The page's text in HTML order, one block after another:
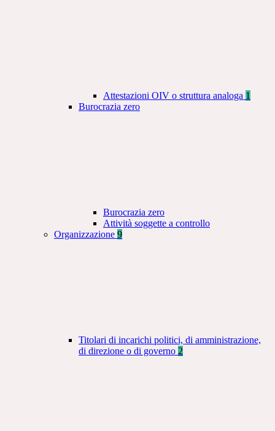
Attestazioni OIV o struttura analoga 1
Burocrazia zero
Burocrazia zero
Attività soggette a controllo
Organizzazione 9
Titolari di incarichi politici, di amministrazione,
di direzione o di governo 2